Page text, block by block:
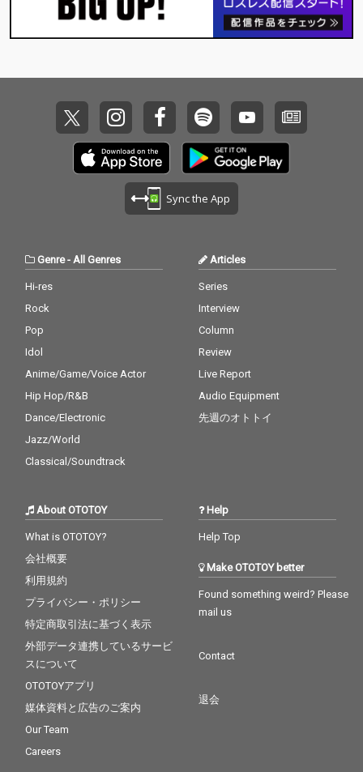
Sync the App
Genre- All Genres
Hi-res
Rock
Pop
Idol
Anime/Game/Voice Actor
Hip Hop/R&B
Dance/Electronic
Jazz/World
Classical/Soundtrack
Articles
Series
Interview
Column
Review
Live Report
Audio Equipment
先週のオトトイ
About OTOTOY
What is OTOTOY?
会社概要
利用規約
プライバシー・ポリシー
特定商取引法に基づく表示
外部データ連携しているサービ
スについて
OTOTOYアプリ
媒体資料と広告のご案内
Our Team
Careers
Help
Help Top
Make OTOTOY better
Found something weird? Please
mail us
Contact
退会